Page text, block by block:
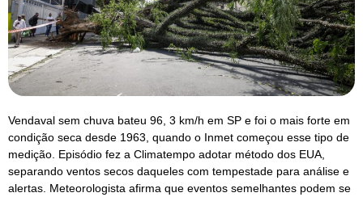
Vendaval sem chuva bateu 96, 3 km/h em SP e foi o mais forte em
condição seca desde 1963, quando o Inmet começou esse tipo de
medição. Episódio fez a Climatempo adotar método dos EUA,
separando ventos secos daqueles com tempestade para análise e
alertas. Meteorologista afirma que eventos semelhantes podem se